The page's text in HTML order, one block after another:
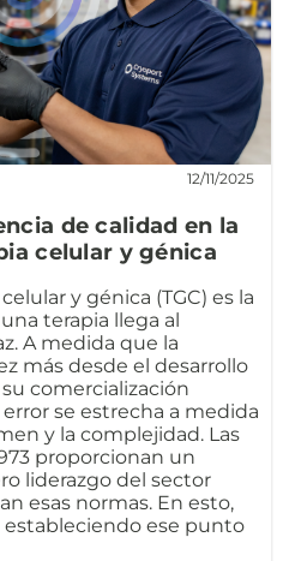
12/11/2025
de calidad en la
celular y génica
y génica (TGC) es la
terapia llega al
A medida que la
más desde el desarrollo
comercialización
se estrecha a medida
y la complejidad. Las
proporcionan un
liderazgo del sector
esas normas. En esto,
ese punto